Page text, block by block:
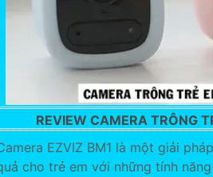
REVIEW CAMERA TRÔNG
EZVIZ BM1 là một giải
cho trẻ em với những tính